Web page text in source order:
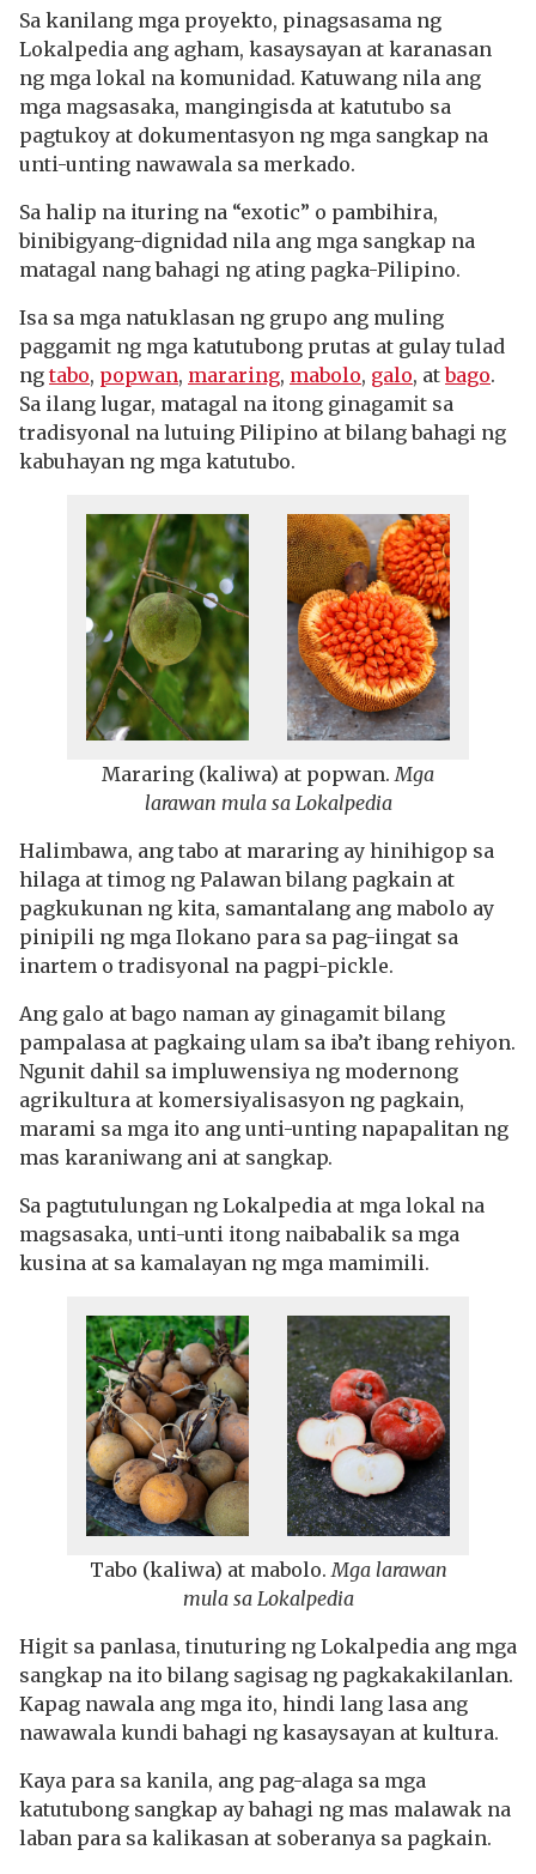
Sa kanilang mga proyekto, pinagsasama ng
Lokalpedia ang agham, kasaysayan at karanasan
ng mga lokal na komunidad. Katuwang nila ang
mga magsasaka, mangingisda at katutubo sa
pagtukoy at dokumentasyon ng mga sangkap na
unti-unting nawawala sa merkado.
Sa halip na ituring na “exotic” o pambihira,
binibigyang-dignidad nila ang mga sangkap na
matagal nang bahagi ng ating pagka-Pilipino.
Isa sa mga natuklasan ng grupo ang muling
paggamit ng mga katutubong prutas at gulay tulad
ngtabo, popwan, mararing, mabolo, galo, atbago.
Sa ilang lugar, matagal na itong ginagamit sa
tradisyonal na lutuing Pilipino at bilang bahagi ng
kabuhayan ng mga katutubo.
Mararing (kaliwa) at popwan. Mga
larawan mula sa Lokalpedia
Halimbawa, ang tabo at mararing ay hinihigop sa
hilaga at timog ng Palawan bilang pagkain at
pagkukunan ng kita, samantalang ang mabolo ay
pinipili ng mga Ilokano para sa pag-iingat sa
inartem o tradisyonal na pagpi-pickle.
Ang galo at bago naman ay ginagamit bilang
pampalasa at pagkaing ulam sa iba’t ibang rehiyon.
Ngunit dahil sa impluwensiya ng modernong
agrikultura at komersiyalisasyon ng pagkain,
marami sa mga ito ang unti-unting napapalitan ng
mas karaniwang ani at sangkap.
Sa pagtutulungan ng Lokalpedia at mga lokal na
magsasaka, unti-unti itong naibabalik sa mga
kusina at sa kamalayan ng mga mamimili.
Tabo (kaliwa) at mabolo.Mga larawan
mula sa Lokalpedia
Higit sa panlasa, tinuturing ng Lokalpedia ang mga
sangkap na ito bilang sagisag ng pagkakakilanlan.
Kapag nawala ang mga ito, hindi lang lasa ang
nawawala kundi bahagi ng kasaysayan at kultura.
Kaya para sa kanila, ang pag-alaga sa mga
katutubong sangkap ay bahagi ng mas malawak na
laban para sa kalikasan at soberanya sa pagkain.